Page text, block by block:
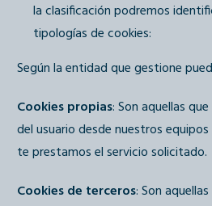
la clasificación podremos
tipologías de cookies:
Según la entidad que gestione
Cookies propias: Son aquellas
del usuario desde nuestros
te prestamos el servicio solicitado.
Cookies de terceros: Son